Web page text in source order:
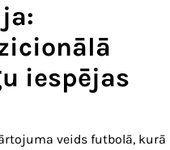
iespējas
veids futbolā, kurā